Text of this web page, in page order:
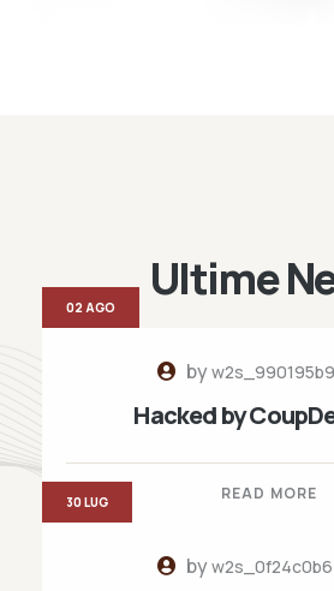
Ultime
by
Hacked by
READ MORE
02 AGO
by
30 LUG